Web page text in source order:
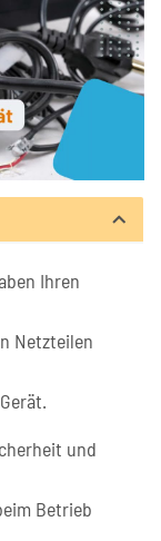
Ihren
Netzteilen
und
Betrieb